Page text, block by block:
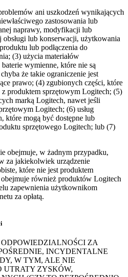
ani uszkodzeń wynikających
zastosowania lub
naprawy, modyfikacji lub
obsługi lub konserwacji, użytkowania
lub podłączenia do
(3) użycia materiałów
wymienne, które nie są
że takie ograniczenie jest
prawo; (4) zgubionych części, które
z produktem sprzętowym Logitech; (5)
marką Logitech, nawet jeśli
Logitech; (6) usług
które mogą być dostępne lub
sprzętowego Logitech; lub (7)
obejmuje, w żadnym przypadku,
za jakiekolwiek urządzenie
które nie jest produktem
również produktów Logitech
zapewnienia użytkownikom
za opłatą.
ZA
INCYDENTALNE
W TYM, ALE NIE
UTRATY ZYSKÓW,